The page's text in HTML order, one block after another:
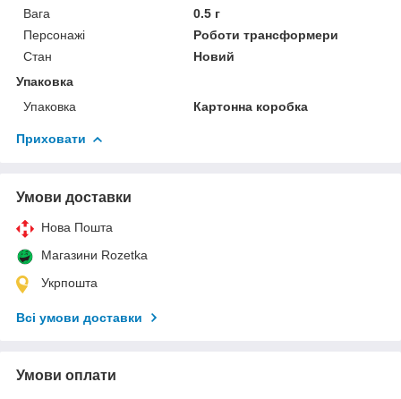
Вага
0.5 г
Персонажі
Роботи трансформери
Стан
Новий
Упаковка
Упаковка
Картонна коробка
Приховати
Умови доставки
Нова Пошта
Магазини Rozetka
Укрпошта
Всі умови доставки
Умови оплати